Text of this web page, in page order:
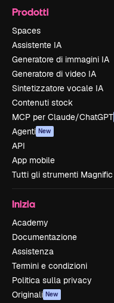
Prodotti
Spaces
Assistente IA
Generatore di immagini IA
Generatore di video IA
Sintetizzatore vocale IA
Contenuti stock
MCP per Claude/ChatGPT
Agenti New
API
App mobile
Tutti gli strumenti Magnific
Inizia
Academy
Documentazione
Assistenza
Termini e condizioni
Politica sulla privacy
Originali New